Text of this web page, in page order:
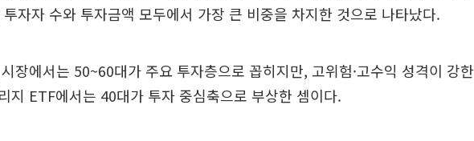
자자 수와 투자금액 모두에서 가장 큰 비중을 차지한 것으로 나타났다.
장에서는 50~60대가 주요 투자층으로 꼽히지만, 고위험·고수익 성격이 강한
지 ETF에서는 40대가 투자 중심축으로 부상한 셈이다.